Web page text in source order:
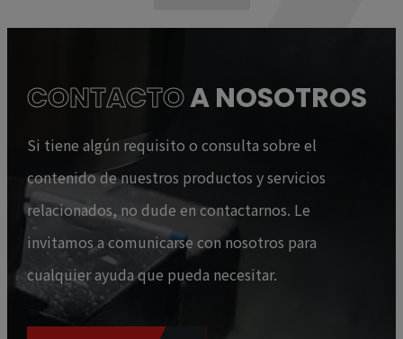
CONTACTOA NOSOTROS
Si tiene algún requisito o consulta sobre el
contenido de nuestros productos y servicios
relacionados, no dude en contactarnos. Le
invitamos a comunicarse con nosotros para
cualquier ayuda que pueda necesitar.